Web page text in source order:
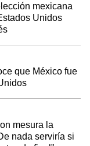
mexicana
Unidos
que México fue
mesura la
nada serviría si